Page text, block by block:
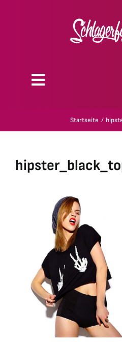
Toggle
Kollektionen
Startseite